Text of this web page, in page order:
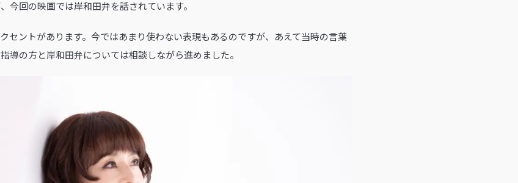
回の映画では岸和田弁を話されています。
ントがあります。今ではあまり使わない表現もあるのですが、あえて当時の言葉
導の方と岸和田弁については相談しながら進めました。